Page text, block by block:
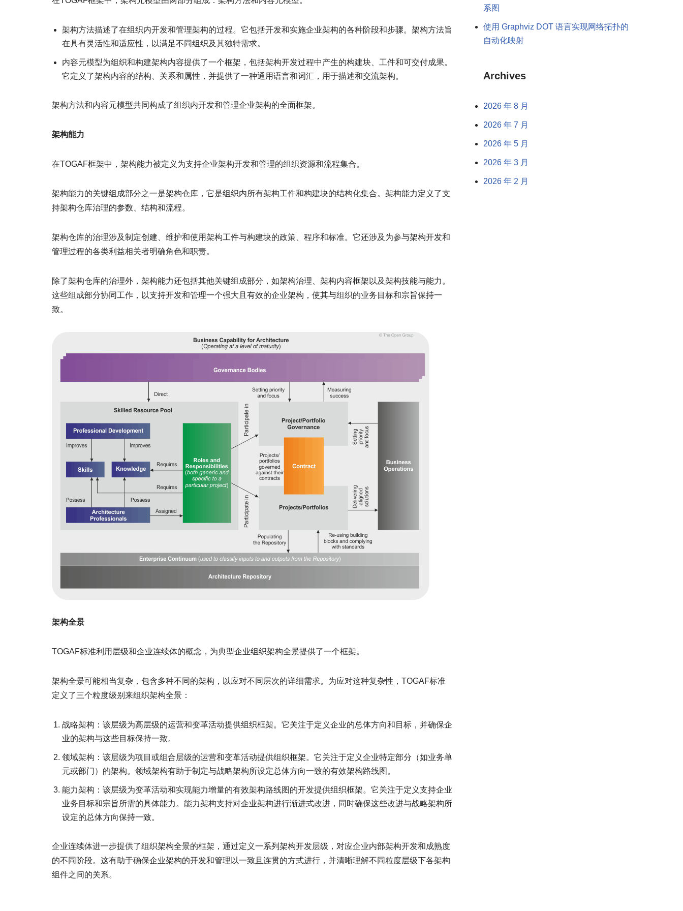
架构方法描述了在组织内开发和管理架构的过程。它包括开发和实施企业架构的各种阶段和步骤。架构方法旨
在具有灵活性和适应性，以满足不同组织及其独特需求。
内容元模型为组织和构建架构内容提供了一个框架，包括架构开发过程中产生的构建块、工件和可交付成果。
它定义了架构内容的结构、关系和属性，并提供了一种通用语言和词汇，用于描述和交流架构。
架构方法和内容元模型共同构成了组织内开发和管理企业架构的全面框架。
架构能力
在TOGAF框架中，架构能力被定义为支持企业架构开发和管理的组织资源和流程集合。
架构能力的关键组成部分之一是架构仓库，它是组织内所有架构工件和构建块的结构化集合。架构能力定义了支
持架构仓库治理的参数、结构和流程。
架构仓库的治理涉及制定创建、维护和使用架构工件与构建块的政策、程序和标准。它还涉及为参与架构开发和
管理过程的各类利益相关者明确角色和职责。
除了架构仓库的治理外，架构能力还包括其他关键组成部分，如架构治理、架构内容框架以及架构技能与能力。
这些组成部分协同工作，以支持开发和管理一个强大且有效的企业架构，使其与组织的业务目标和宗旨保持一
致。
架构全景
TOGAF标准利用层级和企业连续体的概念，为典型企业组织架构全景提供了一个框架。
架构全景可能相当复杂，包含多种不同的架构，以应对不同层次的详细需求。为应对这种复杂性，TOGAF标准
定义了三个粒度级别来组织架构全景：
战略架构：该层级为高层级的运营和变革活动提供组织框架。它关注于定义企业的总体方向和目标，并确保企
业的架构与这些目标保持一致。
领域架构：该层级为项目或组合层级的运营和变革活动提供组织框架。它关注于定义企业特定部分（如业务单
元或部门）的架构。领域架构有助于制定与战略架构所设定总体方向一致的有效架构路线图。
能力架构：该层级为变革活动和实现能力增量的有效架构路线图的开发提供组织框架。它关注于定义支持企业
业务目标和宗旨所需的具体能力。能力架构支持对企业架构进行渐进式改进，同时确保这些改进与战略架构所
设定的总体方向保持一致。
企业连续体进一步提供了组织架构全景的框架，通过定义一系列架构开发层级，对应企业内部架构开发和成熟度
的不同阶段。这有助于确保企业架构的开发和管理以一致且连贯的方式进行，并清晰理解不同粒度层级下各架构
组件之间的关系。
系图
使用 Graphviz DOT 语言实现网络拓扑的
自动化映射
Archives
2026 年 8 月
2026 年 7 月
2026 年 5 月
2026 年 3 月
2026 年 2 月